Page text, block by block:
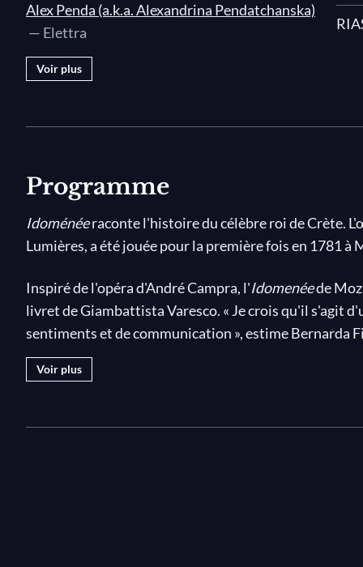
Alex Penda (a.k.a. Alexandrina Pendatchanska)
— Elettra
Voir plus
Programme
Idoménéeraconte l'histoire du célèbre roi de Crète.
Lumières, a été jouée pour la première fois en 1781 à
Inspiré de l'opéra d'André Campra, l'Idomenéede
livret de Giambattista Varesco. « Je crois qu'il s'agit
sentiments et de communication », estime Bernarda
Nayo Titzin part à la rencontre du chef récompensé
Voir plus